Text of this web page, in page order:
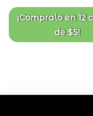
¡Compralo en12
de$5!